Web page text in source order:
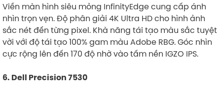
Viền màn hình siêu mỏng InfinityEdge cung cấp ánh
nhìn trọn vẹn. Độ phân giải 4K Ultra HD cho hình ảnh
sắc nét đến từng pixel. Khà năng tái tạo màu sắc tuyệt
vời với độ tái tạo 100% gam màu Adobe RBG. Góc nhìn
cực rộng lên đến 170 độ nhờ vào tấm nền IGZO IPS.
6. Dell Precision 7530